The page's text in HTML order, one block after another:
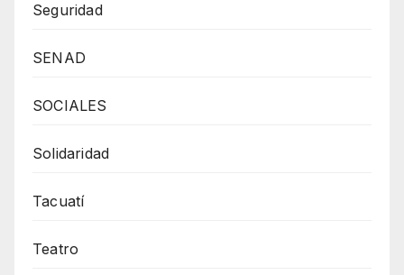
Seguridad
SENAD
SOCIALES
Solidaridad
Tacuatí
Teatro